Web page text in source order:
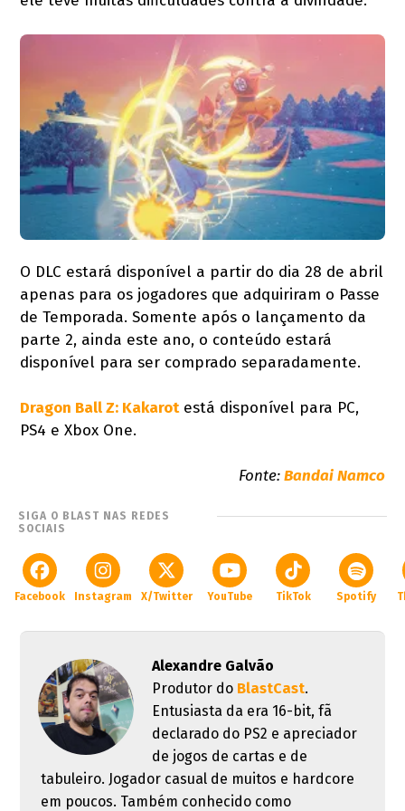
O DLC estará disponível a partir do dia 28 de abril
apenas para os jogadores que adquiriram o Passe
de Temporada. Somente após o lançamento da
parte 2, ainda este ano, o conteúdo estará
disponível para ser comprado separadamente.
Dragon Ball Z: Kakarotestá disponível para PC,
PS4 e Xbox One.
Fonte:Bandai Namco
SIGA O BLAST NAS REDES
SOCIAIS
Facebook Instagram X/Twitter YouTube TikTok Spotify
Alexandre Galvão
Produtor do BlastCast.
Entusiasta da era 16-bit, fã
declarado do PS2 e apreciador
de jogos de cartas e de
tabuleiro. Jogador casual de muitos e hardcore
em poucos. Também conhecido como